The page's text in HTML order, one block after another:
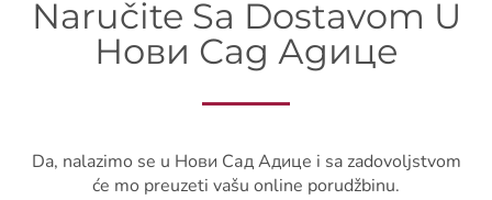
Naručite Sa Dostavom U
Нови Сад Адице
Da, nalazimo se u Нови Сад Адице i sa zadovoljstvom
će mo preuzeti vašu online porudžbinu.